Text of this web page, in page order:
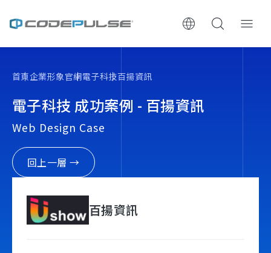
服務與費用
架設流程
成功案例
執行報告 / 策略解析
首頁企業形象官網電子科技百揚資訊
電子科技 成功案例 - 百揚資訊
Web Design Case
回上一層 →
百揚資訊